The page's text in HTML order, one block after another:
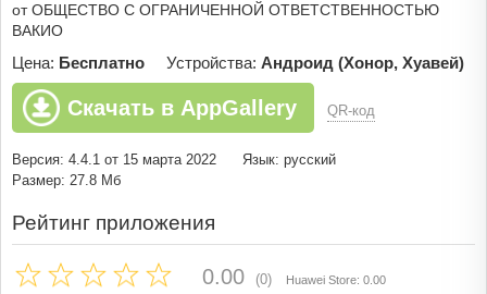
от ОБЩЕСТВО С ОГРАНИЧЕННОЙ ОТВЕТСТВЕННОСТЬЮ
ВАКИО
Цена: Бесплатно Устройства: Андроид (Хонор, Хуавей)
Скачать в AppGallery QR-код
Версия: 4.4.1 от 15 марта 2022
Язык: русский
Размер: 27.8 Мб
Рейтинг приложения
0.00 (0) Huawei Store: 0.00